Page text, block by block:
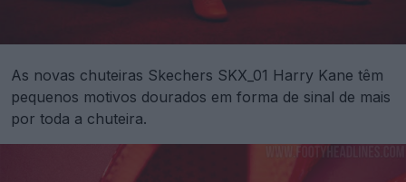
As novas chuteiras Skechers SKX_01 Harry Kane têm
pequenos motivos dourados em forma de sinal de mais
por toda a chuteira.